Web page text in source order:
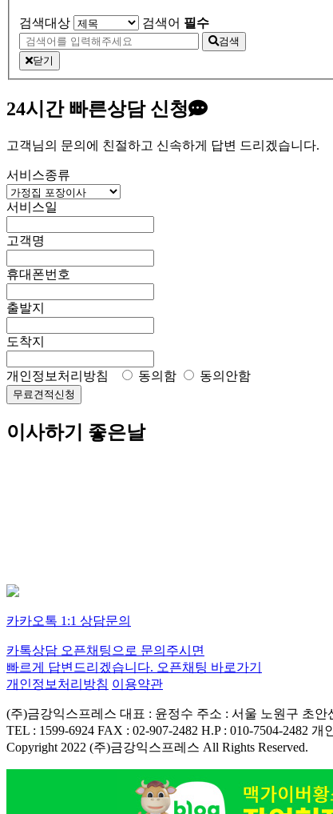
검색대상 검색어 필수
검색
닫기
24시간빠른상담 신청
고객님의 문의에 친절하고 신속하게 답변 드리겠습니다.
서비스종류
서비스일
고객명
휴대폰번호
출발지
도착지
개인정보처리방침 동의함 동의안함
무료견적신청
이사하기 좋은날
카카오톡 1:1 상담문의
카톡상담 오픈채팅으로 문의주시면
빠르게 답변드리겠습니다. 오픈채팅 바로가기
개인정보처리방침 이용약관
(주)금강익스프레스 대표 : 윤정수 주소 : 서울 노원구 초안
TEL : 1599-6924 FAX : 02-907-2482 H.P : 010-7504-2482 개
Copyright 2022 (주)금강익스프레스 All Rights Reserved.